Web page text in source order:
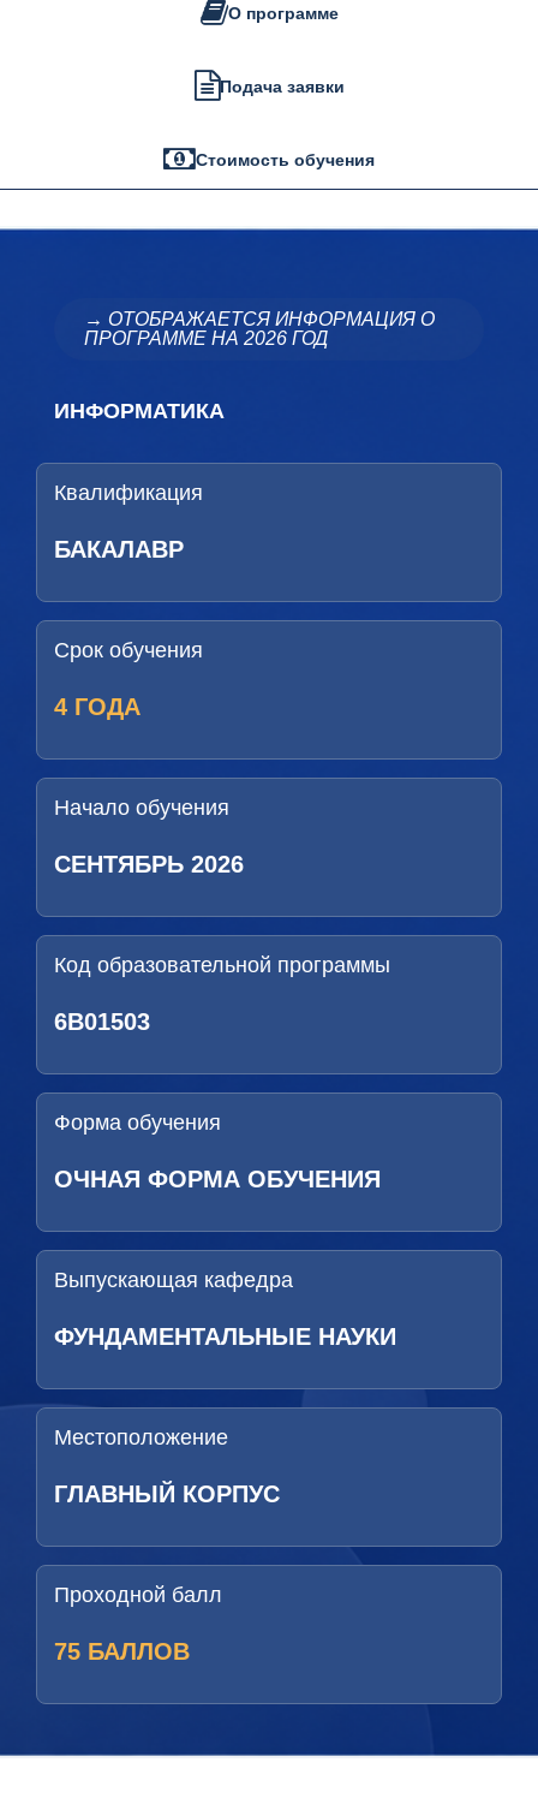
О программе
Подача заявки
Стоимость обучения
→ ОТОБРАЖАЕТСЯ ИНФОРМАЦИЯ О
ПРОГРАММЕ НА 2026 ГОД
ИНФОРМАТИКА
Квалификация
БАКАЛАВР
Срок обучения
4 ГОДА
Начало обучения
СЕНТЯБРЬ 2026
Код образовательной программы
6B01503
Форма обучения
ОЧНАЯ ФОРМА ОБУЧЕНИЯ
Выпускающая кафедра
ФУНДАМЕНТАЛЬНЫЕ НАУКИ
Местоположение
ГЛАВНЫЙ КОРПУС
Проходной балл
75 БАЛЛОВ